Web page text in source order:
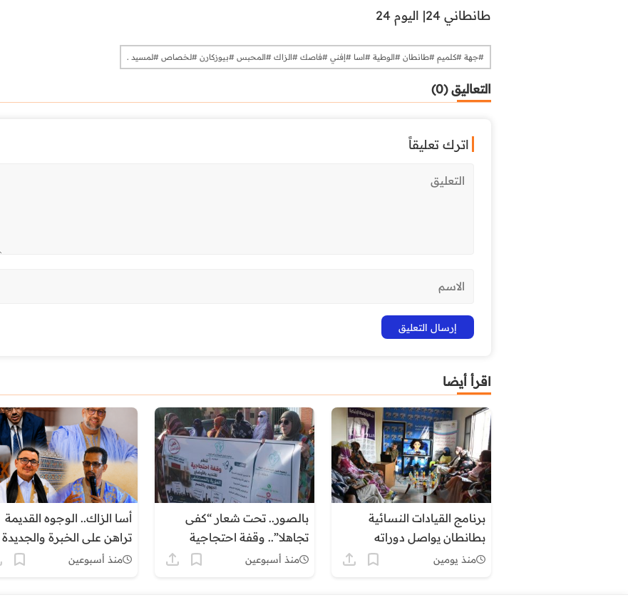
طانطاني 24| اليوم 24
#جهة #كلميم #طانطان #الوطية #اسا #إفني #فاصك #الزاك #المحبس #بيوزكارن #لخصاص #لمسيد .
التعاليق (0)
اترك تعليقاً
اقرأ أيضا
برنامج القيادات النسائية
بطانطان يواصل دوراته
التكوينية حول التنظيم الترابي
منذ يومين
بالصور.. تحت شعار “كفى
تجاهلا”.. وقفة احتجاجية
بكلميم للمطالبة بإنقاذ القطاع
منذ أسبوعين
أسا الزاك.. الوجوه القديمة
تراهن على الخبرة والجديدة
ترفع شعار التغيير
منذ أسبوعين